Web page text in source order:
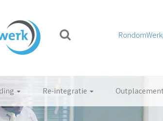
Re-integratie